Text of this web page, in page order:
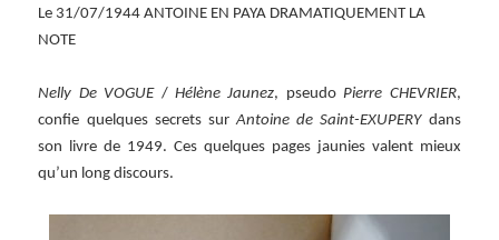
Le 31/07/1944 ANTOINE EN PAYA DRAMATIQUEMENT LA
NOTE
Nelly De VOGUE/Hélène Jaunez, pseudoPierre CHEVRIER,
confie quelques secrets surAntoine de Saint-EXUPERYdans
son livre de 1949. Ces quelques pages jaunies valent mieux
qu’un long discours.